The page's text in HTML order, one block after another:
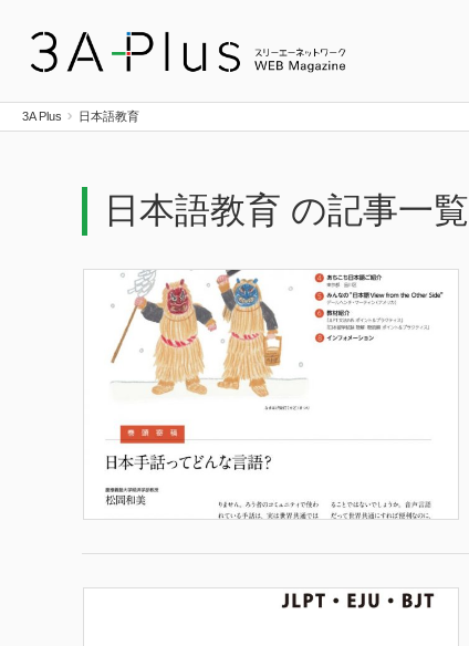
3A Plus 日本語教育
日本語教育 の記事一覧